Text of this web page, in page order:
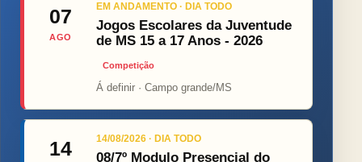
07
AGO
EM ANDAMENTO · DIA TODO
Jogos Escolares da Juventude
de MS 15 a 17 Anos - 2026
Competição
Á definir · Campo grande/MS
14 14/08/2026 · DIA TODO
08/7º Modulo Presencial do